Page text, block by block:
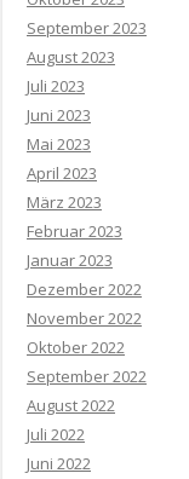
September 2023
August 2023
Juli 2023
Juni 2023
Mai 2023
April 2023
März 2023
Februar 2023
Januar 2023
Dezember 2022
November 2022
Oktober 2022
September 2022
August 2022
Juli 2022
Juni 2022